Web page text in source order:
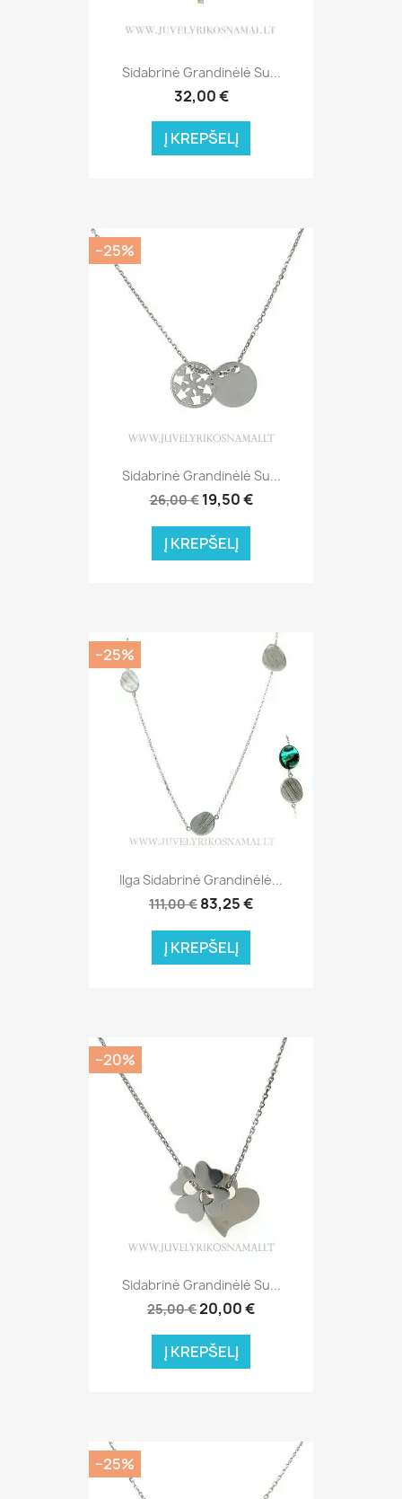
Sidabrinė Grandinėlė Su...
32,00 €
Į KREPŠELĮ
Sidabrinė Grandinėlė Su...
26,00 € 19,50 €
Į KREPŠELĮ
−25%
Ilga Sidabrinė Grandinėlė...
111,00 € 83,25 €
Į KREPŠELĮ
−25%
Sidabrinė Grandinėlė Su...
25,00 €20,00 €
Į KREPŠELĮ
−20%
−25%